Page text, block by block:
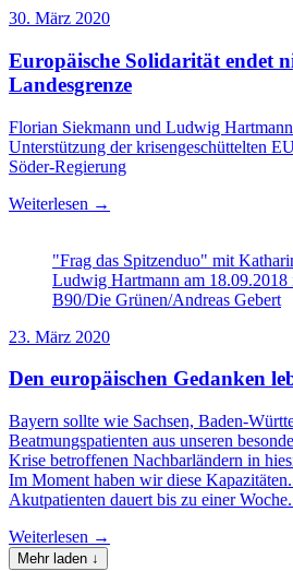
30. März 2020
Europäische Solidarität endet
Landesgrenze
Florian Siekmann und Ludwig
Unterstützung der krisengeschüttelten
Söder-Regierung
Weiterlesen →
"Frag das Spitzenduo" mit
Ludwig Hartmann am 18.09.2018
B90/Die Grünen/Andreas Gebert
23. März 2020
Den europäischen Gedanken
Bayern sollte wie Sachsen, Baden-
Beatmungspatienten aus unseren
Krise betroffenen Nachbarländern in
Im Moment haben wir diese
Akutpatienten dauert bis zu einer
Weiterlesen →
Mehr laden ↓